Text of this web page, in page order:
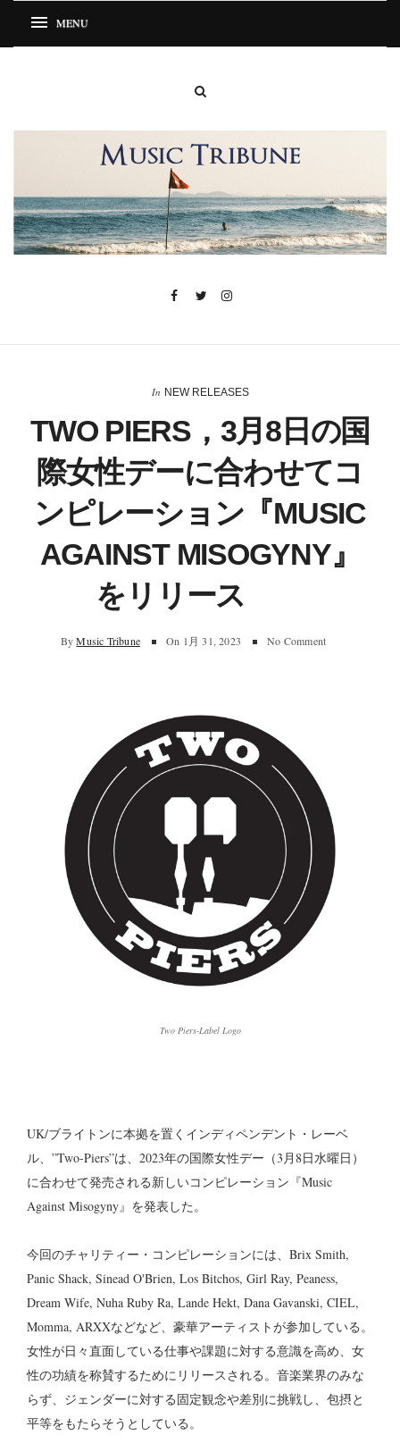
In NEW RELEASES
TWO PIERS，3月8日の国
際女性デーに合わせてコ
ンピレーション『MUSIC
AGAINST MISOGYNY』
をリリース
By Music Tribune On 1月 31, 2023 No Comment
Two Piers-Label Logo
UK/ブライトンに本拠を置くインディペンデント・レーベ
ル、”Two-Piers”は、2023年の国際女性デー（3月8日水曜日）
に合わせて発売される新しいコンピレーション『Music
Against Misogyny』を発表した。
今回のチャリティー・コンピレーションには、Brix Smith,
Panic Shack, Sinead O'Brien, Los Bitchos, Girl Ray, Peaness,
Dream Wife, Nuha Ruby Ra, Lande Hekt, Dana Gavanski, CIEL,
Momma, ARXXなどなど、豪華アーティストが参加している。
女性が日々直面している仕事や課題に対する意識を高め、女
性の功績を称賛するためにリリースされる。音楽業界のみな
らず、ジェンダーに対する固定観念や差別に挑戦し、包摂と
平等をもたらそうとしている。